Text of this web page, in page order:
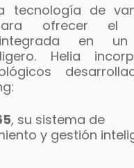
tecnología de
ofrecer el
integrada en
Helia
, su sistema de
y gestión